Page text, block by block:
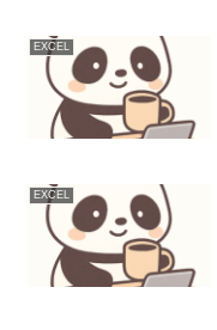
EXCEL
EXCEL